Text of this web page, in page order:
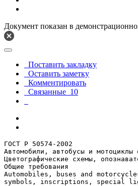
Документ показан в
Поставить закладку
Оставить заметку
Комментировать
Связанные 10
ГОСТ Р 50574-2002
Автомобили, автобусы и мотоциклы
Цветографические схемы,
Общие требования
Automobiles, buses and
symbols, inscriptions, special